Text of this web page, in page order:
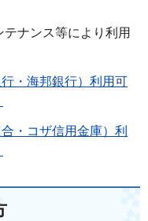
ナンス等により利用
・海邦銀行）利用可
・コザ信用金庫）利